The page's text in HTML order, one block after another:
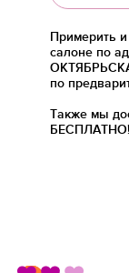
Примерить
салоне по
по
Также мы
БЕСПЛАТНО!